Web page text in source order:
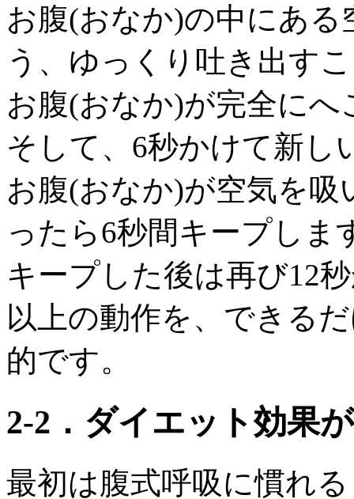
お腹(おなか)の中にあ
う、ゆっくり吐き出す
お腹(おなか)が完全に
そして、6秒かけて新し
お腹(おなか)が空気を
ったら6秒間キープしま
キープした後は再び12
以上の動作を、できる
的です。
2‐2．ダイエット効果
最初は腹式呼吸に慣れ